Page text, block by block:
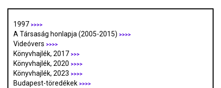
1997 >>>>
A Társaság honlapja (2005-2015) >>>>
Videóvers >>>>
Könyvhajlék, 2017 >>>
Könyvhajlék, 2020 >>>>
Könyvhajlék, 2023 >>>>
Budapest-töredékek >>>>